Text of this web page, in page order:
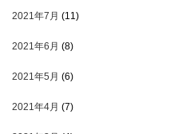
2021年7月 (11)
2021年6月 (8)
2021年5月 (6)
2021年4月 (7)